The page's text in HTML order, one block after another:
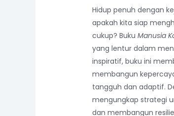
Hidup penuh dengan
apakah kita siap
cukup? Buku Manusia
yang lentur dalam
inspiratif, buku ini
membangun
tangguh dan adaptif.
mengungkap strategi
dan membangun